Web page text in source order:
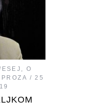
,O
PROZA
25